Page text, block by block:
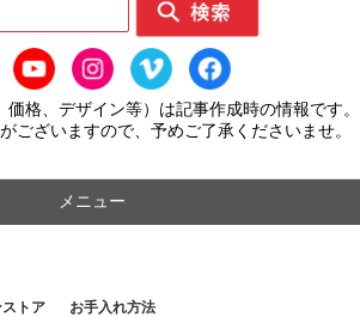
格、デザイン等）は記事作成時の情報です。
ございますので、予めご了承くださいませ。
メニュー
トア
お手入れ方法